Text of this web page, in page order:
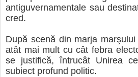
antiguvernamentale sau
cred.
După scenă din marja
atât mai mult cu cât febra
se justifică, întrucât Unirea
subiect profund politic.